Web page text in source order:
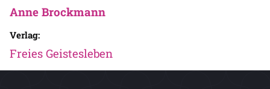
Anne Brockmann
Verlag:
Freies Geistesleben